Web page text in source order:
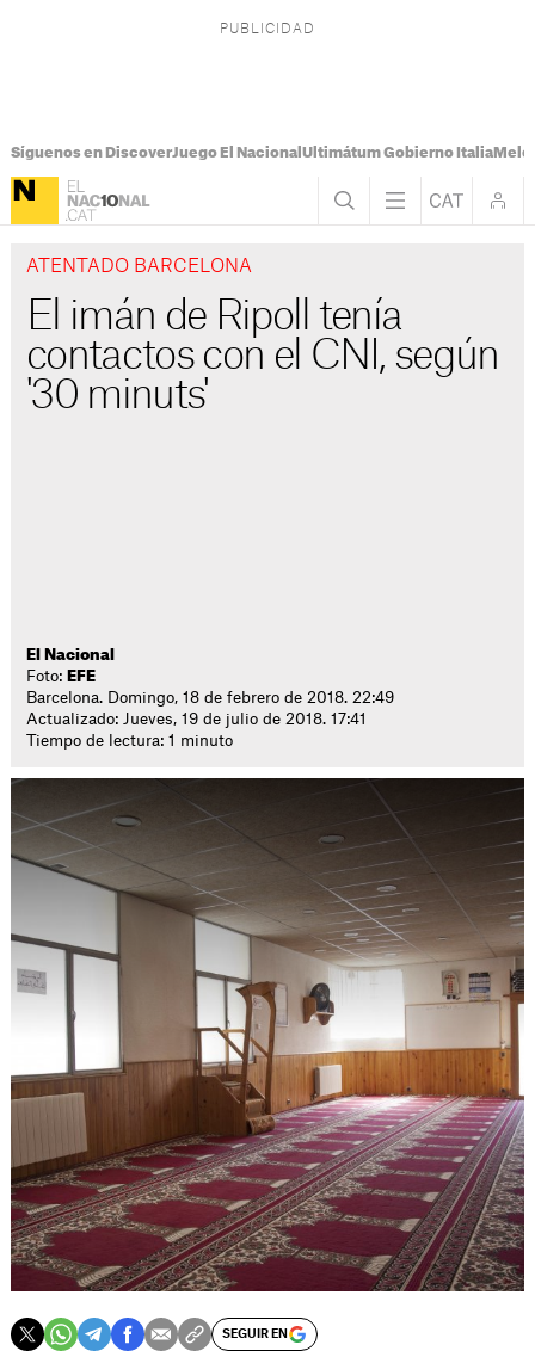
Síguenos en DiscoverJuego El Nacional Ultimátum Gobierno Italia
ATENTADO BARCELONA
El imán de Ripoll tenía
contactos con el CNI, según
'30 minuts'
El Nacional
Foto: EFE
Barcelona. Domingo, 18 de febrero de 2018. 22:49
Actualizado: Jueves, 19 de julio de 2018. 17:41
Tiempo de lectura: 1 minuto
SEGUIR EN